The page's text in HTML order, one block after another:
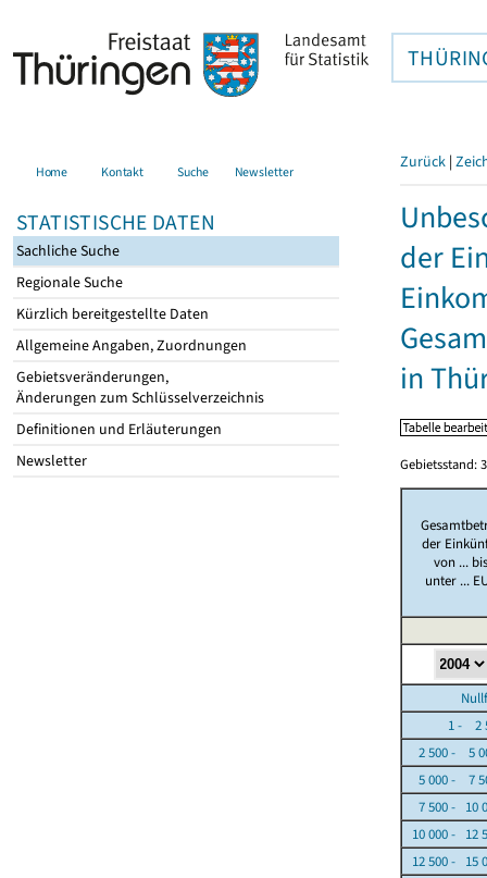
Home Kontakt Suche Newsletter
STATISTISCHE DATEN
Sachliche Suche
Regionale Suche
Kürzlich bereitgestellte Daten
Allgemeine Angaben, Zuordnungen
Gebietsveränderungen,
Änderungen zum Schlüsselverzeichnis
Definitionen und Erläuterungen
Newsletter
Zurück |
der
in
Gebietsstand:
der
von ...
unter ...
1 - 2
2 500 - 5
5 000 - 7
7 500 - 10
10 000 - 12
12 500 - 15